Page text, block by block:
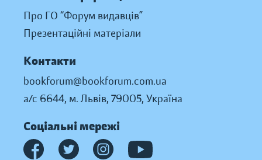
Про ГО “Форум видавців”
Презентаційні матеріали
Контакти
bookforum@bookforum.com.ua
а/с 6644, м. Львів, 79005, Україна
Соціальні мережі